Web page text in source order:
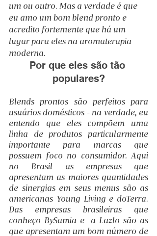
um ou outro. Mas a verdade é que
eu amo um bom blend pronto e
acredito fortemente que há um
lugar para eles na aromaterapia
moderna.
Por que eles são tão
populares?
Blends prontos são perfeitos para
usuários domésticos - na verdade, eu
entendo que eles compõem uma
linha de produtos particularmente
importante para marcas que
possuem foco no consumidor. Aqui
no Brasil as empresas que
apresentam as maiores quantidades
de sinergias em seus menus são as
americanas Young Living e doTerra.
Das empresas brasileiras que
conheço BySamia e  a Lazlo são as
que apresentam um bom número de